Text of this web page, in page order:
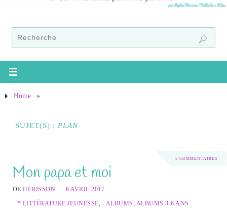
Home »
SUJET(S) : PLAN
5 COMMENTAIRES
Mon papa et moi
DEHERISSON
6 AVRIL 2017
* LITTÉRATURE JEUNESSE, - ALBUMS, ALBUMS 3-6 ANS